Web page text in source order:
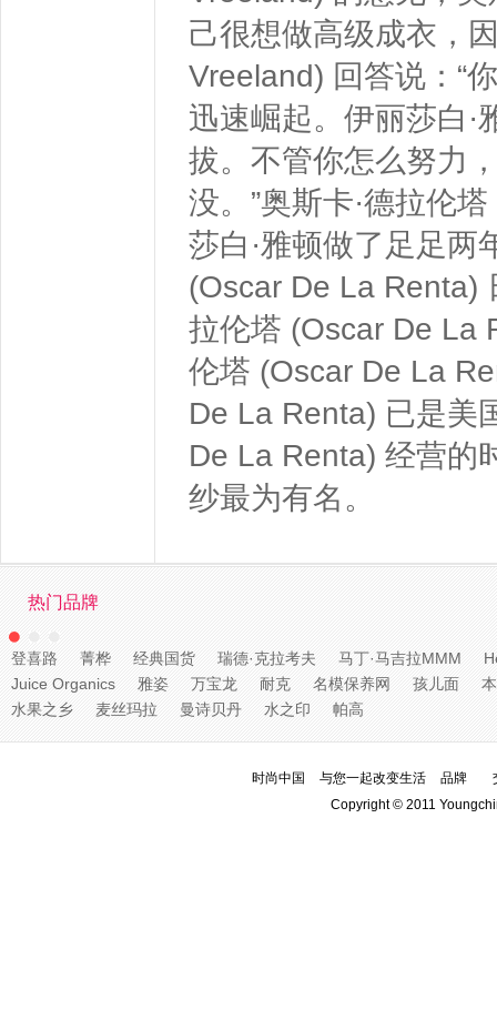
己很想做高级成衣，
Vreeland) 回答说：“
迅速崛起。伊丽莎白
拔。不管你怎么努力
没。”奥斯卡·德拉伦
莎白·雅顿做了足足两
(Oscar De La Renta)
拉伦塔 (Oscar De La
伦塔 (Oscar De La
De La Renta) 已是美
De La Renta) 经营的
纱最为有名。
热门品牌
登喜路 菁桦 经典国货 瑞德·克拉考夫 马丁·马吉拉MMM
Juice Organics
雅姿 万宝龙 耐克 名模保养网 孩儿面
水果之乡
麦丝玛拉 曼诗贝丹 水之印 帕高
时尚中国 与您一起改变生活 品牌
Copyright © 2011